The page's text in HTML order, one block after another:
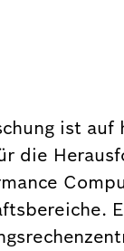
ist auf
die